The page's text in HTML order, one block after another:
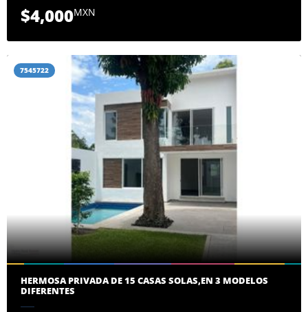
$4,000MXN
7545722
HERMOSA PRIVADA DE 15 CASAS SOLAS,EN 3 MODELOS
DIFERENTES